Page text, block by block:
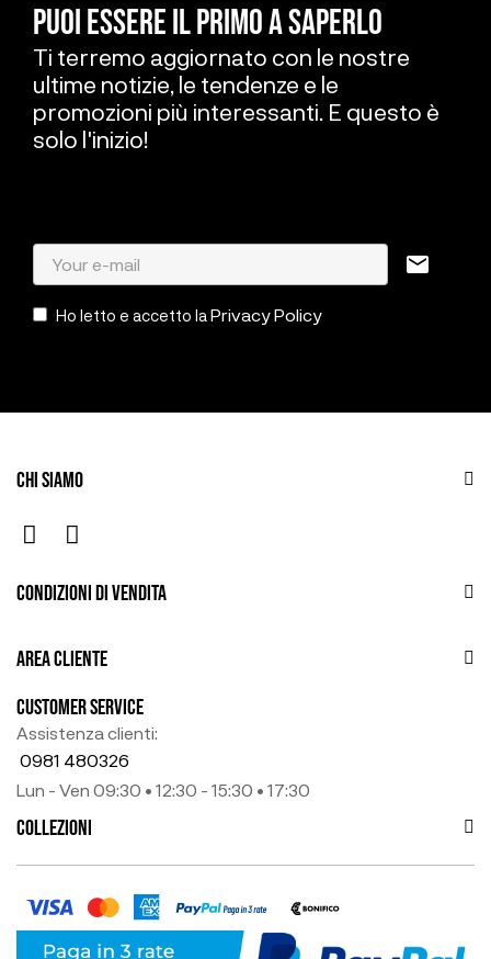
PUOI ESSERE IL PRIMO A SAPERLO
Ti terremo aggiornato con le nostre
ultime notizie, le tendenze e le
promozioni più interessanti. E questo è
solo l'inizio!
mail
Ho letto e accetto laPrivacy Policy
CHI SIAMO
CONDIZIONI DI VENDITA
AREA CLIENTE
CUSTOMER SERVICE
Assistenza clienti:
0981 480326
Lun - Ven 09:30 • 12:30 - 15:30 • 17:30
COLLEZIONI